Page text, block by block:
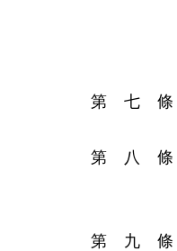
第 七 條
第 八 條
第 九 條